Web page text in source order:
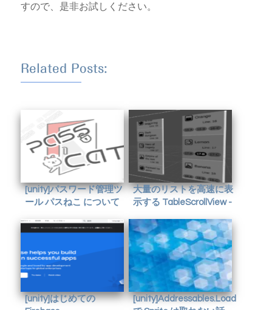
すので、是非お試しください。
Related Posts:
[unity]パスワード管理ツ
ール パスねこ について
大量のリストを高速に表
示する TableScrollView -
[unity]はじめての